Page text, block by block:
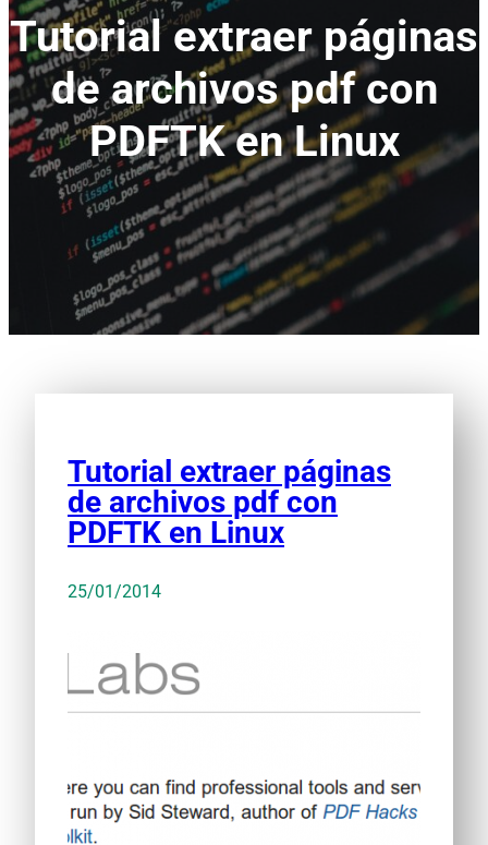
Tutorial extraer páginas
de archivos pdf con
PDFTK en Linux
Tutorial extraer páginas
de archivos pdf con
PDFTK en Linux
25/01/2014